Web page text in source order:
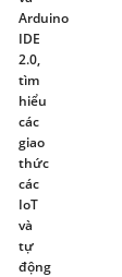
Arduino
IDE
2.0,
tìm
hiểu
các
giao
thức
các
IoT
và
tự
động